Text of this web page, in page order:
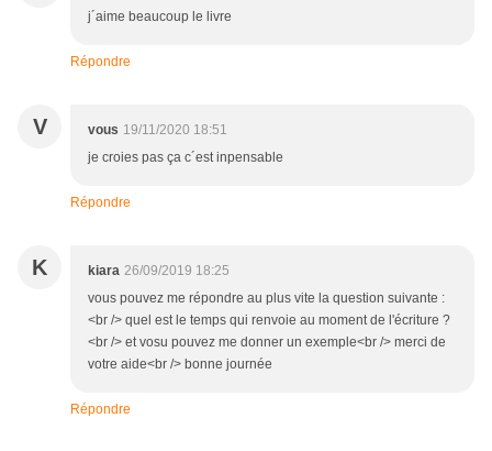
j´aime beaucoup le livre
Répondre
V vous 19/11/2020 18:51
je croies pas ça c´est inpensable
Répondre
K kiara 26/09/2019 18:25
vous pouvez me répondre au plus vite la question suivante :
<br /> quel est le temps qui renvoie au moment de l'écriture ?
<br /> et vosu pouvez me donner un exemple<br /> merci de
votre aide<br /> bonne journée
Répondre